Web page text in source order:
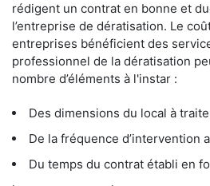
rédigent un contrat en bonne et
l’entreprise de dératisation. Le
entreprises bénéficient des
professionnel de la dératisation
nombre d’éléments à l'instar :
Des dimensions du local à
De la fréquence d’intervention
Du temps du contrat établi en